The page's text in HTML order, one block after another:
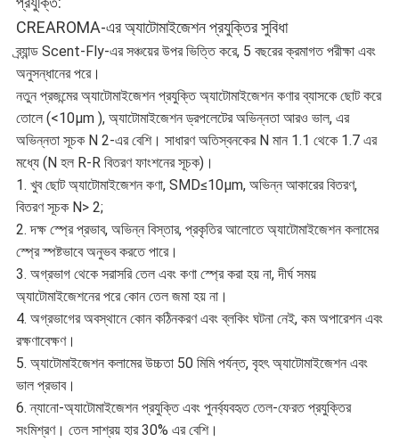
CREAROMA-এর অ্যাটোমাইজেশন প্রযুক্তির সুবিধা
ব্র্যান্ড Scent-Fly-এর সঞ্চয়ের উপর ভিত্তি করে, 5 বছরের ক্রমাগত পরীক্ষা এবং
অনুসন্ধানের পরে।
নতুন প্রজন্মের অ্যাটোমাইজেশন প্রযুক্তি অ্যাটোমাইজেশন কণার ব্যাসকে ছোট করে
তোলে (<10μm ), অ্যাটোমাইজেশন ড্রপলেটের অভিন্নতা আরও ভাল, এর
অভিন্নতা সূচক N 2-এর বেশি। সাধারণ অতিস্বনকের N মান 1.1 থেকে 1.7 এর
মধ্যে (N হল R-R বিতরণ ফাংশনের সূচক)।
1. খুব ছোট অ্যাটোমাইজেশন কণা, SMD≤10μm, অভিন্ন আকারের বিতরণ,
বিতরণ সূচক N> 2;
2. দক্ষ স্প্রে প্রভাব, অভিন্ন বিস্তার, প্রকৃতির আলোতে অ্যাটোমাইজেশন কলামের
স্প্রে স্পষ্টভাবে অনুভব করতে পারে।
3. অগ্রভাগ থেকে সরাসরি তেল এবং কণা স্প্রে করা হয় না, দীর্ঘ সময়
অ্যাটোমাইজেশনের পরে কোন তেল জমা হয় না।
4. অগ্রভাগের অবস্থানে কোন কঠিনকরণ এবং ব্লকিং ঘটনা নেই, কম অপারেশন এবং
রক্ষণাবেক্ষণ।
5. অ্যাটোমাইজেশন কলামের উচ্চতা 50 মিমি পর্যন্ত, বৃহৎ অ্যাটোমাইজেশন এবং
ভাল প্রভাব।
6. ন্যানো-অ্যাটোমাইজেশন প্রযুক্তি এবং পুনর্ব্যবহৃত তেল-ফেরত প্রযুক্তির
সংমিশ্রণ। তেল সাশ্রয় হার 30% এর বেশি।